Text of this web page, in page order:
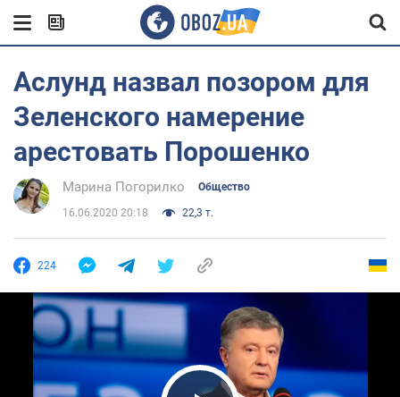
Аслунд назвал позором для
Зеленского намерение
арестовать Порошенко
Марина Погорилко Общество
16.06.2020 20:18 22,3 т.
224